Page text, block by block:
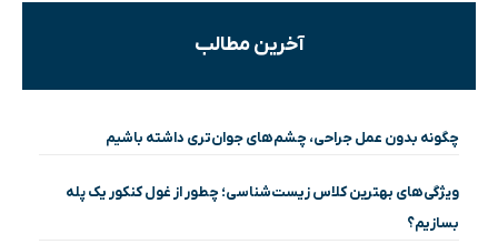
آخرین مطالب
چگونه بدون عمل جراحی، چشم‌های جوان‌تری داشته باشیم
ویژگی‌های بهترین کلاس زیست‌شناسی؛ چطور از غول کنکور یک پله
بسازیم؟